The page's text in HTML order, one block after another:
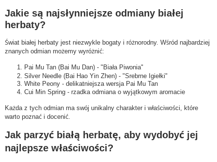
Jakie są najsłynniejsze odmiany białej
herbaty?
Świat białej herbaty jest niezwykle bogaty i różnorodny. Wśród najbardziej
znanych odmian możemy wyróżnić:
Pai Mu Tan (Bai Mu Dan) - "Biała Piwonia"
Silver Needle (Bai Hao Yin Zhen) - "Srebrne Igiełki"
White Peony - delikatniejsza wersja Pai Mu Tan
Cui Min Spring - rzadka odmiana o wyjątkowym aromacie
Każda z tych odmian ma swój unikalny charakter i właściwości, które
warto poznać i docenić.
Jak parzyć białą herbatę, aby wydobyć jej
najlepsze właściwości?